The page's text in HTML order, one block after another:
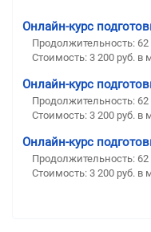
Онлайн-курс
Продолжительность: 62
Стоимость: 3 200 руб. в
Онлайн-курс
Продолжительность: 62
Стоимость: 3 200 руб. в
Онлайн-курс
Продолжительность: 62
Стоимость: 3 200 руб. в